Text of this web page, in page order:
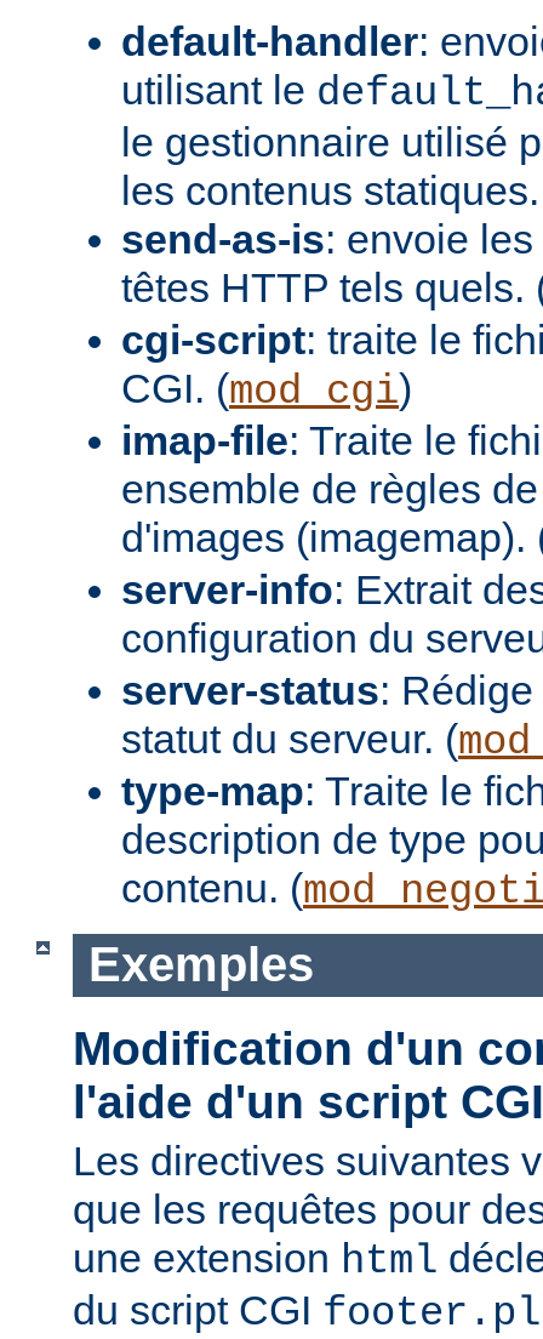
default-handler:
utilisant le
le gestionnaire utilisé
les contenus
send-as-is: envoie
têtes HTTP tels quels.
cgi-script: traite le
CGI. (mod_cgi)
imap-file: Traite le
ensemble de règles
d'images (imagemap).
server-info: Extrait
configuration du
server-status:
statut du serveur. (
type-map: Traite le
description de type
contenu. (
Exemples
Modification d'un
l'aide d'un script CGI
Les directives suivantes
que les requêtes pour
une extension html
du script CGI footer.pl